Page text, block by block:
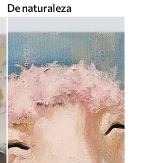
De naturaleza